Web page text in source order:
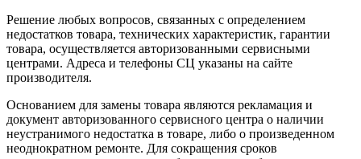
Решение любых вопросов, связанных с определением
недостатков товара, технических характеристик, гарантии
товара, осуществляется авторизованными сервисными
центрами. Адреса и телефоны СЦ указаны на сайте
производителя.
Основанием для замены товара являются рекламация и
документ авторизованного сервисного центра о наличии
неустранимого недостатка в товаре, либо о произведенном
неоднократном ремонте. Для сокращения сроков